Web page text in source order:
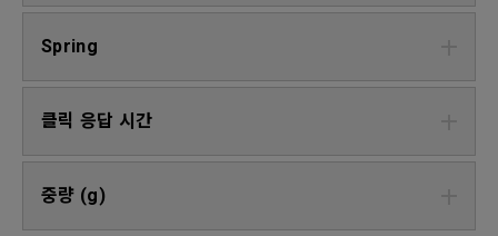
Spring
클릭 응답 시간
중량 (g)